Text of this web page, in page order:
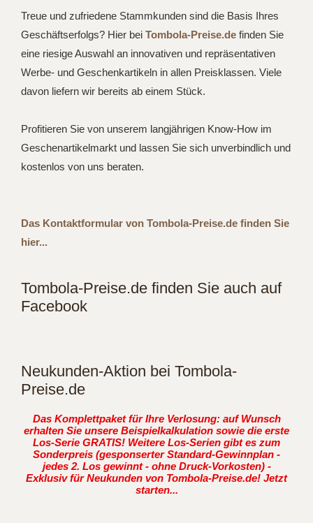
Treue und zufriedene Stammkunden sind die Basis Ihres
Geschäftserfolgs? Hier bei Tombola-Preise.de finden Sie
eine riesige Auswahl an innovativen und repräsentativen
Werbe- und Geschenkartikeln in allen Preisklassen. Viele
davon liefern wir bereits ab einem Stück.
Profitieren Sie von unserem langjährigen Know-How im
Geschenartikelmarkt und lassen Sie sich unverbindlich und
kostenlos von uns beraten.
Das Kontaktformular von Tombola-Preise.de finden Sie
hier...
Tombola-Preise.de finden Sie auch auf
Facebook
Neukunden-Aktion bei Tombola-
Preise.de
Das Komplettpaket für Ihre Verlosung: auf Wunsch
erhalten Sie unsere Beispielkalkulation sowie die erste
Los-Serie GRATIS! Weitere Los-Serien gibt es zum
Sonderpreis (gesponserter Standard-Gewinnplan -
jedes 2. Los gewinnt - ohne Druck-Vorkosten) -
Exklusiv für Neukunden von Tombola-Preise.de! Jetzt
starten...